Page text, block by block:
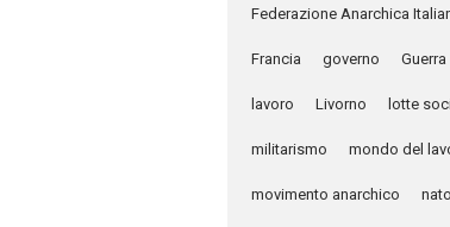
Federazione Anarchica
Francia governo Guerra
lavoro Livorno lotte
militarismo mondo del
movimento anarchico nato